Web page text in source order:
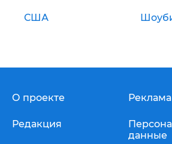
США
О проекте
Редакция
Реклама
данные